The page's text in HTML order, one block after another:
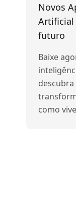
Novos
Artificial
futuro
Baixe
descubra
como